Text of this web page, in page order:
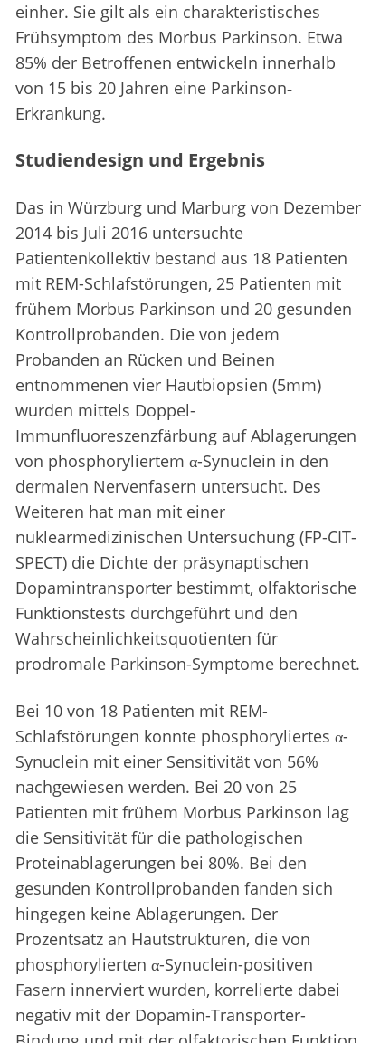
einher. Sie gilt als ein charakteristisches
Frühsymptom des Morbus Parkinson. Etwa
85% der Betroffenen entwickeln innerhalb
von 15 bis 20 Jahren eine Parkinson‐
Erkrankung.
Studiendesign und Ergebnis
Das in Würzburg und Marburg von Dezember
2014 bis Juli 2016 untersuchte
Patientenkollektiv bestand aus 18 Patienten
mit REM-Schlafstörungen, 25 Patienten mit
frühem Morbus Parkinson und 20 gesunden
Kontrollprobanden. Die von jedem
Probanden an Rücken und Beinen
entnommenen vier Hautbiopsien (5mm)
wurden mittels Doppel-
Immunfluoreszenzfärbung auf Ablagerungen
von phosphoryliertem α-Synuclein in den
dermalen Nervenfasern untersucht. Des
Weiteren hat man mit einer
nuklearmedizinischen Untersuchung (FP-CIT-
SPECT) die Dichte der präsynaptischen
Dopamintransporter bestimmt, olfaktorische
Funktionstests durchgeführt und den
Wahrscheinlichkeitsquotienten für
prodromale Parkinson-Symptome berechnet.
Bei 10 von 18 Patienten mit REM-
Schlafstörungen konnte phosphoryliertes α-
Synuclein mit einer Sensitivität von 56%
nachgewiesen werden. Bei 20 von 25
Patienten mit frühem Morbus Parkinson lag
die Sensitivität für die pathologischen
Proteinablagerungen bei 80%. Bei den
gesunden Kontrollprobanden fanden sich
hingegen keine Ablagerungen. Der
Prozentsatz an Hautstrukturen, die von
phosphorylierten α-Synuclein-positiven
Fasern innerviert wurden, korrelierte dabei
negativ mit der Dopamin-Transporter-